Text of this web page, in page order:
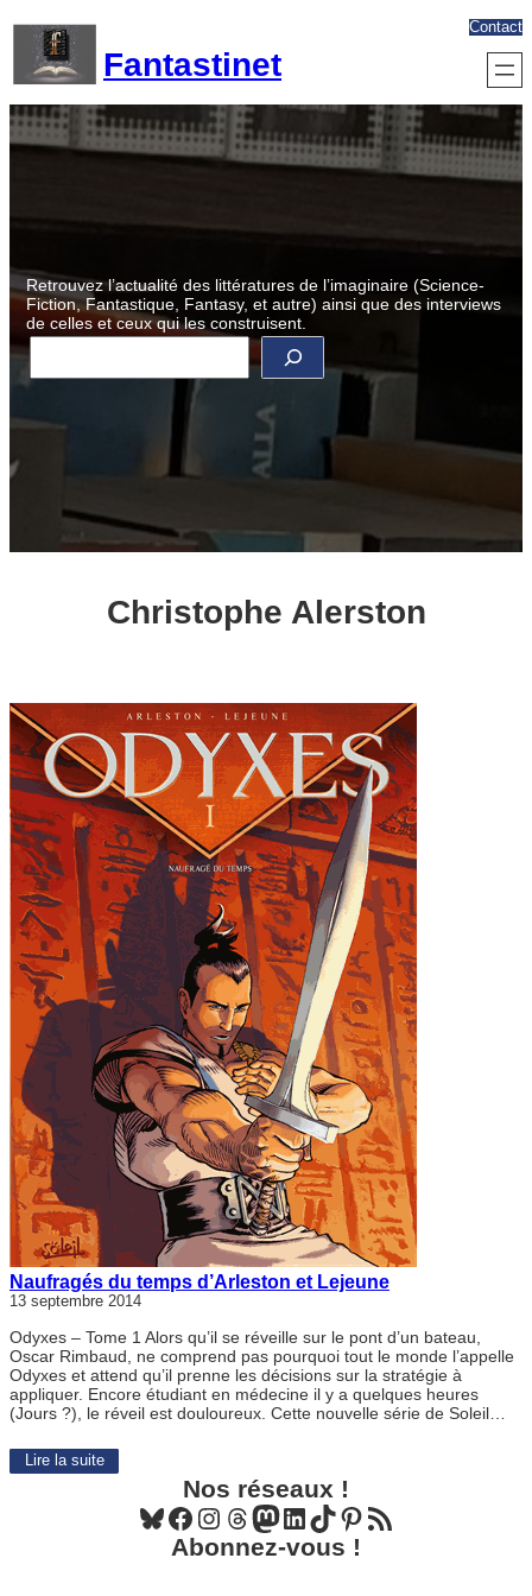
contenu
Fantastinet
Contact
Retrouvez l’actualité des littératures de l’imaginaire (Science-
Fiction, Fantastique, Fantasy, et autre) ainsi que des interviews
de celles et ceux qui les construisent.
R
e
c
e
Christophe Alerston
Naufragés du temps d’Arleston et Lejeune
13 septembre 2014
Odyxes – Tome 1 Alors qu’il se réveille sur le pont d’un bateau,
Oscar Rimbaud, ne comprend pas pourquoi tout le monde l’appelle
Odyxes et attend qu’il prenne les décisions sur la stratégie à
appliquer. Encore étudiant en médecine il y a quelques heures
(Jours ?), le réveil est douloureux. Cette nouvelle série de Soleil…
Lire la suite
Nos réseaux !
Bluesky Facebook Instagram Threads Mastodon LinkedIn TikTok Pinterest Flux RSS
Abonnez-vous !